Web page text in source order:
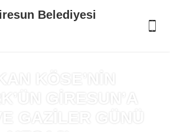
KÖSE’NİN
GİRESUN’A
GAZİLER GÜNÜ